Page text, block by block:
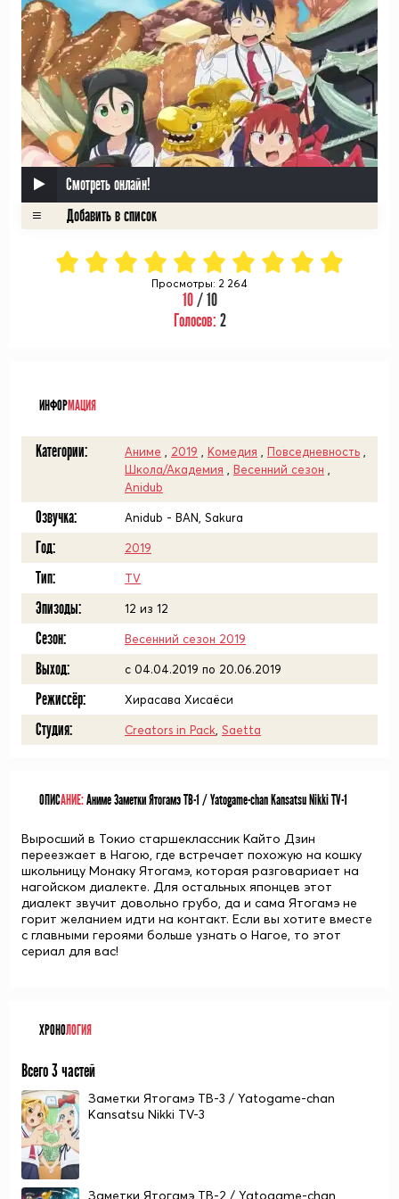
Смотреть онлайн!
Просмотры: 2 264
10/ 10
Голосов: 2
ИНФОРМАЦИЯ
Категории: Аниме 2019 Комедия Повседневность
Школа/Академия
Весенний сезон
Anidub
Озвучка: Anidub - BAN, Sakura
Год: 2019
Тип: TV
Эпизоды: 12 из 12
Сезон: Весенний сезон 2019
Выход: c 04.04.2019 по 20.06.2019
Режиссёр: Хирасава Хисаёси
Студия: Creators in Pack Saetta
ОПИСАНИЕ:Аниме Заметки Ятогамэ ТВ-1 / Yatogame-chan Kansatsu Nikki TV-1
Выросший в Токио старшеклассник Кайто Дзин
переезжает в Нагою, где встречает похожую на кошку
школьницу Монаку Ятогамэ, которая разговариает на
нагойском диалекте. Для остальных японцев этот
диалект звучит довольно грубо, да и сама Ятогамэ не
горит желанием идти на контакт. Если вы хотите вместе
с главными героями больше узнать о Нагое, то этот
сериал для вас!
ХРОНОЛОГИЯ
Всего 3 частей
Заметки Ятогамэ ТВ-3 / Yatogame-chan
Kansatsu Nikki TV-3
Заметки Ятогамэ ТВ-2 / Yatogame-chan